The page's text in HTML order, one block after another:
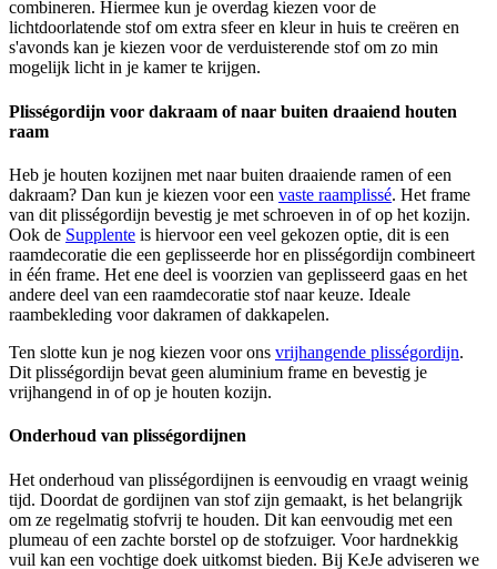
combineren. Hiermee kun je overdag kiezen voor de
lichtdoorlatende stof om extra sfeer en kleur in huis te creëren en
s'avonds kan je kiezen voor de verduisterende stof om zo min
mogelijk licht in je kamer te krijgen.
Plisségordijn voor dakraam of naar buiten draaiend houten
raam
Heb je houten kozijnen met naar buiten draaiende ramen of een
dakraam? Dan kun je kiezen voor een vaste raamplissé. Het frame
van dit plisségordijn bevestig je met schroeven in of op het kozijn.
Ook de Supplente is hiervoor een veel gekozen optie, dit is een
raamdecoratie die een geplisseerde hor en plisségordijn combineert
in één frame. Het ene deel is voorzien van geplisseerd gaas en het
andere deel van een raamdecoratie stof naar keuze. Ideale
raambekleding voor dakramen of dakkapelen.
Ten slotte kun je nog kiezen voor ons vrijhangende plisségordijn.
Dit plisségordijn bevat geen aluminium frame en bevestig je
vrijhangend in of op je houten kozijn.
Onderhoud van plisségordijnen
Het onderhoud van plisségordijnen is eenvoudig en vraagt weinig
tijd. Doordat de gordijnen van stof zijn gemaakt, is het belangrijk
om ze regelmatig stofvrij te houden. Dit kan eenvoudig met een
plumeau of een zachte borstel op de stofzuiger. Voor hardnekkig
vuil kan een vochtige doek uitkomst bieden. Bij KeJe adviseren we